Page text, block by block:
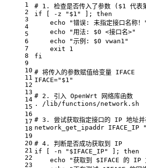
1
2
3
4
5
6
7
8
9
10
11
12
13
14
15
16
17
18
19
20
21
22
23
# 1. 检查是否传入了参数 ($1 代表
if [ -z " $1 " ]; then
echo
"错误: 未指定接口名称！
echo
"用法: $0 <接口名>"
echo
"示例: $0 vwan1"
exit 1
fi
# 将传入的参数赋值给变量 IFACE
IFACE=" $1 "
# 2. 引入 OpenWrt 网络库函数
. /lib/functions/network.sh
# 3. 尝试获取指定接口的 IP 地址
network_get_ipaddr IFACE_IP
"
# 4. 判断是否成功获取到 IP
if [ -n " $IFACE_IP" ]; then
echo
"获取到 $IFACE 的 IP